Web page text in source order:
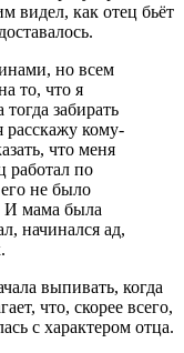
видел, как отец бьёт
но всем
то, что я
забирать
расскажу кому-
что меня
работал по
не было
И мама была
начинался ад,
выпивать, когда
что, скорее всего,
с характером отца.